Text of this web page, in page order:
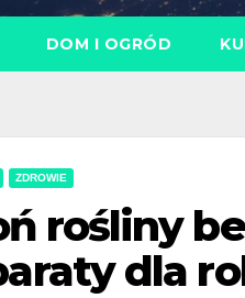
DOM I OGRÓD
ZDROWIE
rośliny
dla